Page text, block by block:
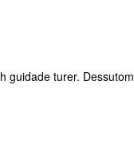
guidade turer. Dessutom